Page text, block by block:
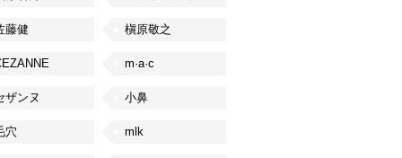
藤健 槇原敬之
m·a·c
ザンヌ 小鼻
穴 mlk